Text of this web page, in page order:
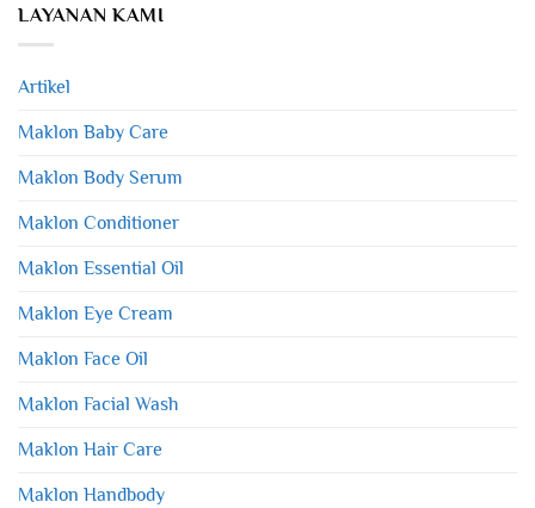
LAYANAN KAMI
Artikel
Maklon Baby Care
Maklon Body Serum
Maklon Conditioner
Maklon Essential Oil
Maklon Eye Cream
Maklon Face Oil
Maklon Facial Wash
Maklon Hair Care
Maklon Handbody